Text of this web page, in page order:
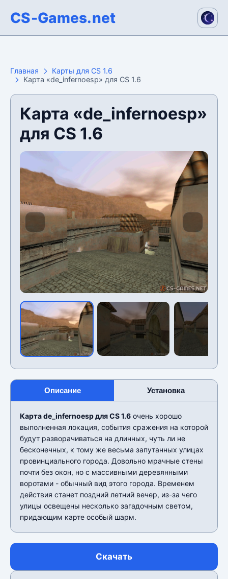
CS-Games.net
Главная
Карты для CS 1.6
Карта «de_infernoesp» для CS 1.6
Карта «de_infernoesp»
для CS 1.6
Описание Установка
Карта de_infernoesp для CS 1.6 очень хорошо
выполненная локация, события сражения на которой
будут разворачиваться на длинных, чуть ли не
бесконечных, к тому же весьма запутанных улицах
провинциального города. Довольно мрачные стены
почти без окон, но с массивными деревянными
воротами - обычный вид этого города. Временем
действия станет поздний летний вечер, из-за чего
улицы освещены несколько загадочным светом,
придающим карте особый шарм.
Скачать